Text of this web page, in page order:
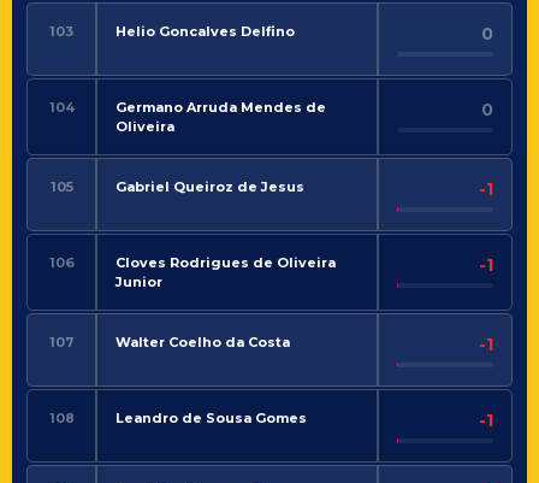
103 Helio Goncalves Delfino 0
104
Germano Arruda Mendes de
Oliveira
0
105 Gabriel Queiroz de Jesus -1
106
Cloves Rodrigues de Oliveira
Junior
-1
107 Walter Coelho da Costa -1
108 Leandro de Sousa Gomes -1